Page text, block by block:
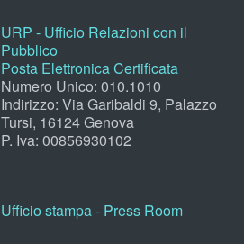
URP - Ufficio Relazioni con il
Pubblico
Posta Elettronica Certificata
Numero Unico: 010.1010
Indirizzo: Via Garibaldi 9, Palazzo
Tursi, 16124 Genova
P. Iva: 00856930102
Ufficio stampa - Press Room